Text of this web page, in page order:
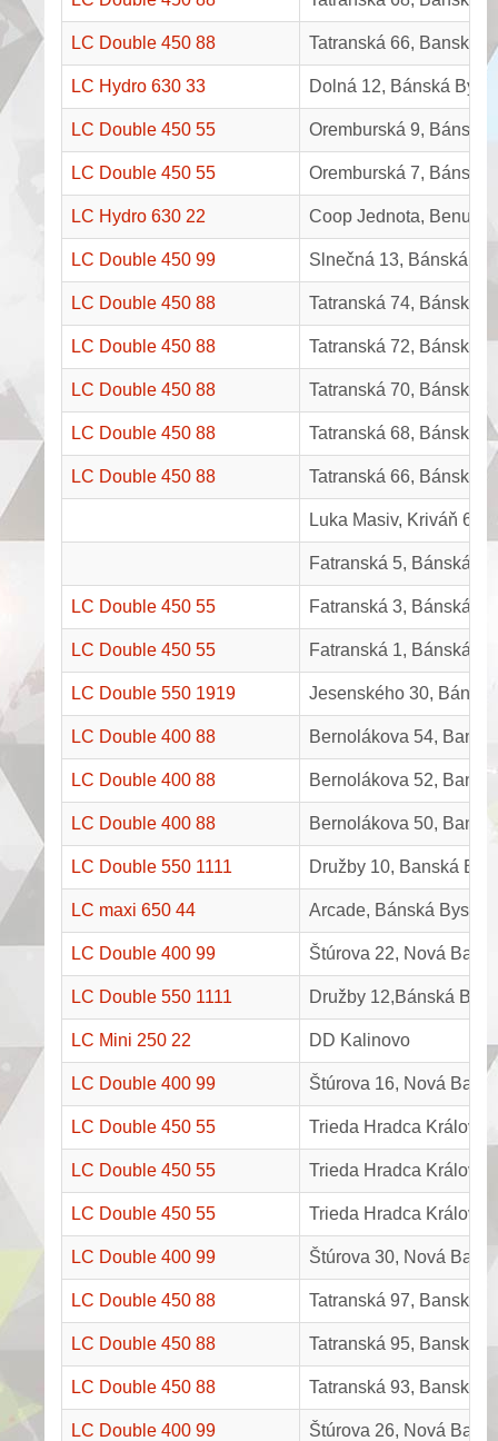
LC Double 450 88 Tatranská 66, Banská
LC Hydro 630 33 Dolná 12, Bánská
LC Double 450 55 Oremburská 9, Bánská
LC Double 450 55 Oremburská 7, Bánská
LC Hydro 630 22 Coop Jednota, Benuš
LC Double 450 99 Slnečná 13, Bánská
LC Double 450 88 Tatranská 74, Bánská
LC Double 450 88 Tatranská 72, Bánská
LC Double 450 88 Tatranská 70, Bánská
LC Double 450 88 Tatranská 68, Bánská
LC Double 450 88 Tatranská 66, Bánská
Luka Masiv, Kriváň 603
Fatranská 5, Bánská
LC Double 450 55 Fatranská 3, Bánská
LC Double 450 55 Fatranská 1, Bánská
LC Double 550 1919 Jesenského 30,
LC Double 400 88 Bernolákova 54,
LC Double 400 88 Bernolákova 52,
LC Double 400 88 Bernolákova 50,
LC Double 550 1111 Družby 10, Banská
LC maxi 650 44 Arcade, Bánská
LC Double 400 99 Štúrova 22, Nová Baňa
LC Double 550 1111 Družby 12,Bánská
LC Mini 250 22 DD Kalinovo
LC Double 400 99 Štúrova 16, Nová Baňa
LC Double 450 55 Trieda Hradca Králové
LC Double 450 55 Trieda Hradca Králové
LC Double 450 55 Trieda Hradca Králové
LC Double 400 99 Štúrova 30, Nová Baňa
LC Double 450 88 Tatranská 97, Banská
LC Double 450 88 Tatranská 95, Banská
LC Double 450 88 Tatranská 93, Banská
LC Double 400 99 Štúrova 26, Nová Baňa